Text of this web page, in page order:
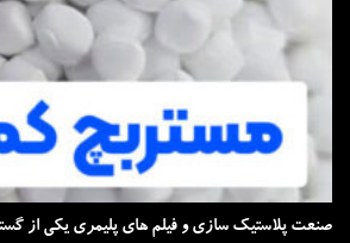
صنعت پلاستیک سازی و فیلم های پلیمری یکی از